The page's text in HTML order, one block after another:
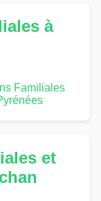
à
Familiales
et